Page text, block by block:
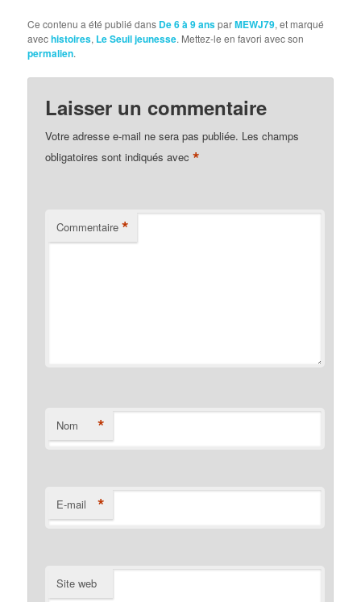
Ce contenu a été publié dans De 6 à 9 ansparMEWJ79, et marqué
avechistoires, Le Seuil jeunesse. Mettez-le en favori avec son
permalien.
Laisser un commentaire
Votre adresse e-mail ne sera pas publiée. Les champs
obligatoires sont indiqués avec*
Commentaire *
Nom *
E-mail *
Site web